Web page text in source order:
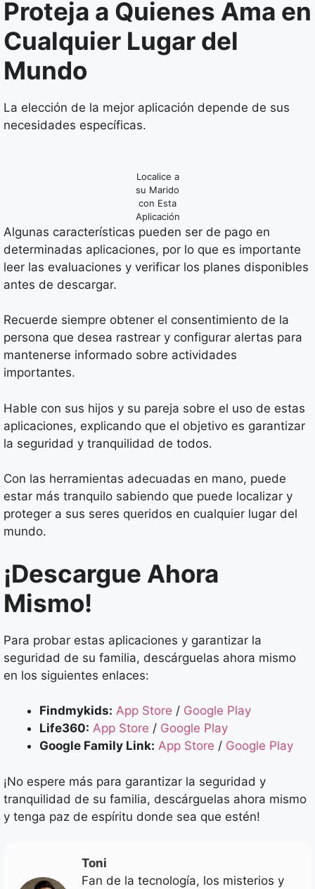
Proteja a Quienes Ama en
Cualquier Lugar del
Mundo
La elección de la mejor aplicación depende de sus
necesidades específicas.
Localice a
su Marido
con Esta
Aplicación
Algunas características pueden ser de pago en
determinadas aplicaciones, por lo que es importante
leer las evaluaciones y verificar los planes disponibles
antes de descargar.
Recuerde siempre obtener el consentimiento de la
persona que desea rastrear y configurar alertas para
mantenerse informado sobre actividades
importantes.
Hable con sus hijos y su pareja sobre el uso de estas
aplicaciones, explicando que el objetivo es garantizar
la seguridad y tranquilidad de todos.
Con las herramientas adecuadas en mano, puede
estar más tranquilo sabiendo que puede localizar y
proteger a sus seres queridos en cualquier lugar del
mundo.
¡Descargue Ahora
Mismo!
Para probar estas aplicaciones y garantizar la
seguridad de su familia, descárguelas ahora mismo
en los siguientes enlaces:
Findmykids: App Store / Google Play
Life360: App Store / Google Play
Google Family Link: App Store / Google Play
¡No espere más para garantizar la seguridad y
tranquilidad de su familia, descárguelas ahora mismo
y tenga paz de espíritu donde sea que estén!
Toni
Fan de la tecnología, los misterios y